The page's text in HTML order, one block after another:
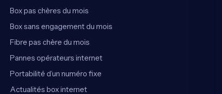
Box pas chères du mois
Box sans engagement du mois
Fibre pas chère du mois
Pannes opérateurs internet
Portabilité d’un numéro fixe
Actualités box internet